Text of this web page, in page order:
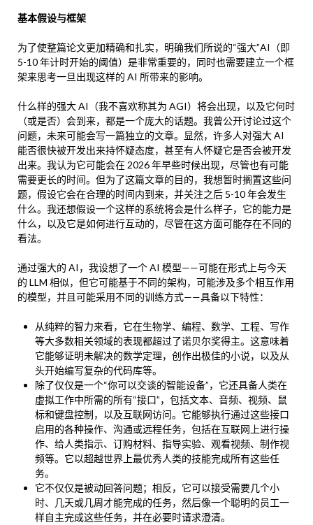
基本假设与框架
为了使整篇论文更加精确和扎实，明确我们所说的“强大”AI（即
5-10 年计时开始的阈值）是非常重要的，同时也需要建立一个框
架来思考一旦出现这样的 AI 所带来的影响。
什么样的强大 AI（我不喜欢称其为 AGI）将会出现，以及它何时
（或是否）会到来，都是一个庞大的话题。我曾公开讨论过这个
问题，未来可能会写一篇独立的文章。显然，许多人对强大 AI
能否很快被开发出来持怀疑态度，甚至有人怀疑它是否会被开发
出来。我认为它可能会在 2026 年早些时候出现，尽管也有可能
需要更长的时间。但为了这篇文章的目的，我想暂时搁置这些问
题，假设它会在合理的时间内到来，并关注之后 5-10 年会发生
什么。我还想假设一个这样的系统将会是什么样子，它的能力是
什么，以及它是如何进行互动的，尽管在这方面可能存在不同的
看法。
通过强大的 AI，我设想了一个 AI 模型——可能在形式上与今天
的 LLM 相似，但它可能基于不同的架构，可能涉及多个相互作用
的模型，并且可能采用不同的训练方式——具备以下特性：
从纯粹的智力来看，它在生物学、编程、数学、工程、写作
等大多数相关领域的表现都超过了诺贝尔奖得主。这意味着
它能够证明未解决的数学定理，创作出极佳的小说，以及从
头开始编写复杂的代码库等。
除了仅仅是一个“你可以交谈的智能设备”，它还具备人类在
虚拟工作中所需的所有“接口”，包括文本、音频、视频、鼠
标和键盘控制，以及互联网访问。它能够执行通过这些接口
启用的各种操作、沟通或远程任务，包括在互联网上进行操
作、给人类指示、订购材料、指导实验、观看视频、制作视
频等。它以超越世界上最优秀人类的技能完成所有这些任
务。
它不仅仅是被动回答问题；相反，它可以接受需要几个小
时、几天或几周才能完成的任务，然后像一个聪明的员工一
样自主完成这些任务，并在必要时请求澄清。